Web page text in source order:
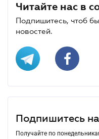
Читайте нас в
Подпишитесь, чтоб
новостей.
Подпишитесь
Получайте по